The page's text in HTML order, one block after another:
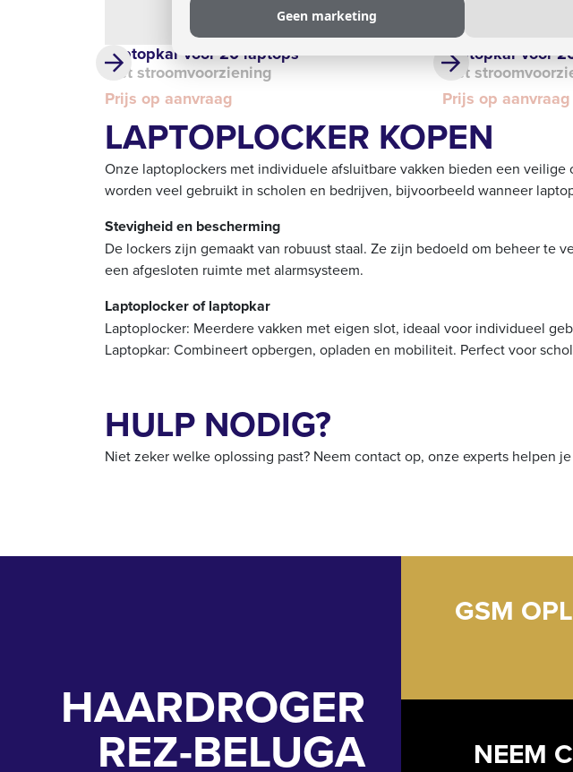
Laptopkar voor 20 laptops
met stroomvoorziening
Prijs op aanvraag
Laptopkar voor
met
Prijs op aanvraag
LAPTOPLOCKER KOPEN
Onze laptoplockers met individuele afsluitbare vakken bieden een
worden veel gebruikt in scholen en bedrijven, bijvoorbeeld wanneer
Stevigheid en bescherming
De lockers zijn gemaakt van robuust staal. Ze zijn bedoeld om beheer te
een afgesloten ruimte met alarmsysteem.
Laptoplocker of laptopkar
Laptoplocker: Meerdere vakken met eigen slot, ideaal voor individueel
Laptopkar: Combineert opbergen, opladen en mobiliteit. Perfect voor
HULP NODIG?
Niet zeker welke oplossing past? Neem contact op, onze experts helpen je
HAARDROGER
REZ-BELUGA
GSM
NEEM
Geen marketing